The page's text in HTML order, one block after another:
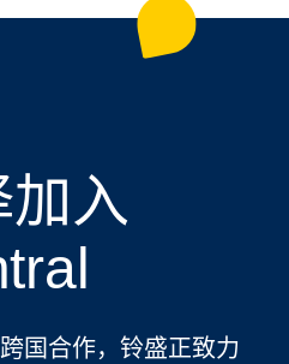
入
国合作，铃盛正致力